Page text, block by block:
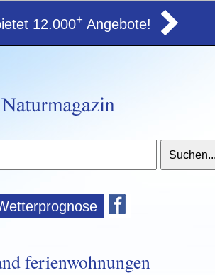
12.000+ Angebote!
ferienwohnungen